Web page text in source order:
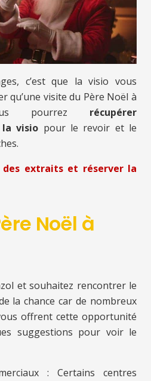
c’est que la visio vous
qu’une visite du Père Noël à
pourrez récupérer
la visio pour le revoir et le
extraits et réserver la
Noël à
et souhaitez rencontrer le
la chance car de nombreux
offrent cette opportunité
suggestions pour voir le
: Certains centres